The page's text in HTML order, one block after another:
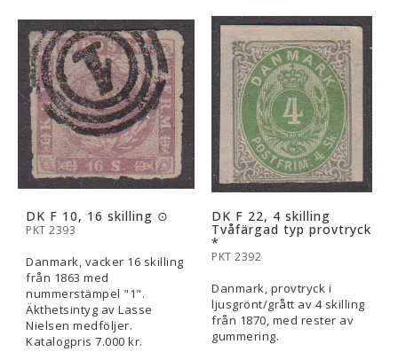
DK F 10, 16 skilling ⊙
PKT 2393
Danmark, vacker 16 skilling
från 1863 med
nummerstämpel "1".
Äkthetsintyg av Lasse
Nielsen medföljer.
Katalogpris 7.000 kr.
DK F 22, 4 skilling
Tvåfärgad typ provtryck
*
PKT 2392
Danmark, provtryck i
ljusgrönt/grått av 4 skilling
från 1870, med rester av
gummering.